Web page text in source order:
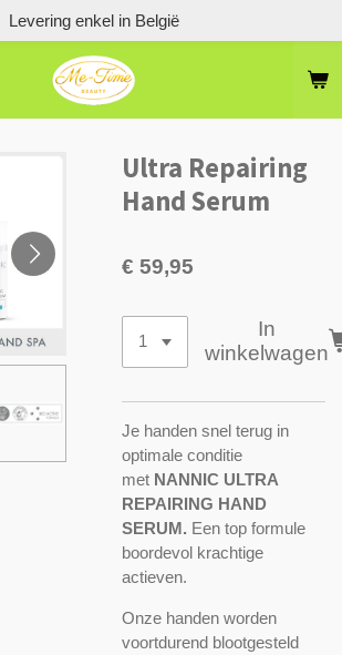
Levering enkel in België
Ultra Repairing
Hand Serum
€ 59,95
In
winkelwagen
Je handen snel terug in
optimale conditie
met NANNIC ULTRA
REPAIRING HAND
SERUM. Een top formule
boordevol krachtige
actieven.
Onze handen worden
voortdurend blootgesteld